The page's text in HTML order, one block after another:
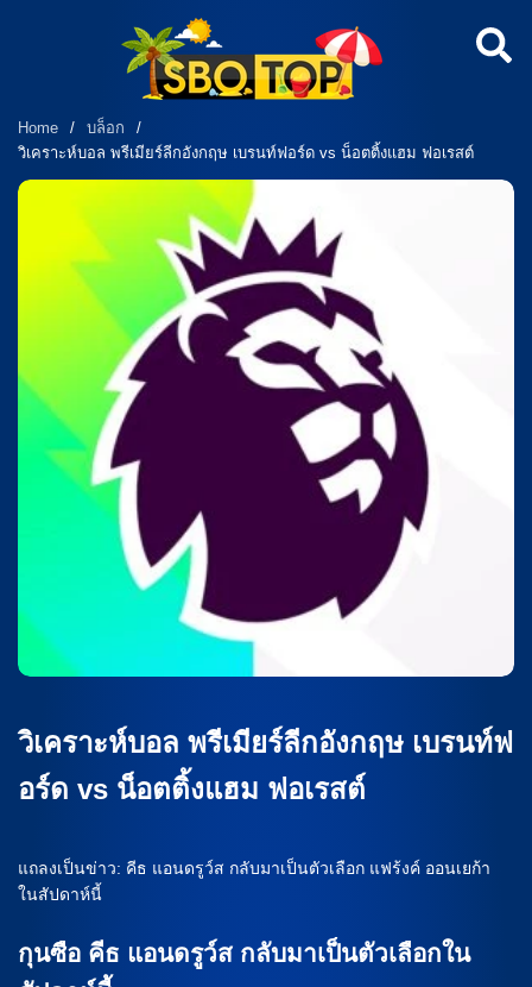
Home / บล็อก
/
วิเคราะห์บอล พรีเมียร์ลีกอังกฤษ เบรนท์ฟอร์ด vs น็อตติ้งแฮม ฟอเรสต์
วิเคราะห์บอล พรีเมียร์ลีกอังกฤษ เบรนท์ฟ
อร์ด vs น็อตติ้งแฮม ฟอเรสต์
แถลงเป็นข่าว: คีธ แอนดรูว์ส กลับมาเป็นตัวเลือก แฟร้งค์ ออนเยก้า
ในสัปดาห์นี้
กุนซือ คีธ แอนดรูว์ส กลับมาเป็นตัวเลือกใน